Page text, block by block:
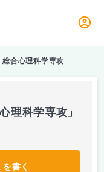
総合心理科学専攻
理科学専攻」
書く